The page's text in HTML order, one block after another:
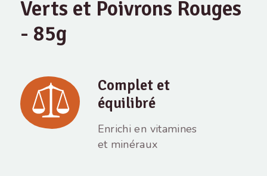
Verts et Poivrons Rouges
- 85g
Complet et
équilibré
Enrichi en vitamines
et minéraux